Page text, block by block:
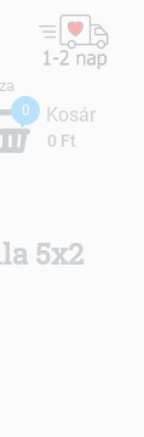
0
0 Ft
Kosár
5x2